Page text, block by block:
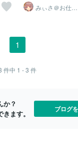
れ
い
□
け
。
か
みぃさ＠お仕事
受付中
1
件中 1 - 3 件
か？
ます。
ブログ